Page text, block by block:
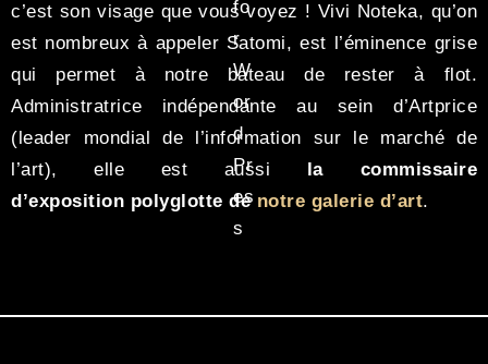
c’est son visage que vous voyez ! Vivi Noteka, qu’on
est nombreux à appeler Satomi, est l’éminence grise
qui permet à notre bateau de rester à flot.
Administratrice indépendante au sein d’Artprice
(leader mondial de l’information sur le marché de
l’art), elle est aussi la commissaire
d’exposition polyglotte de notre galerie d’art.